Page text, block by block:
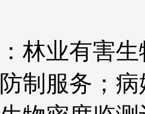
林业有害
制服务；